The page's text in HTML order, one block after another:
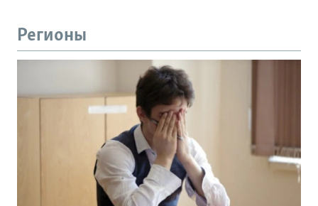
Регионы